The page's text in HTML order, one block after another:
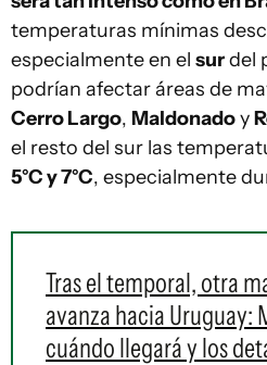
temperaturas mínimas
especialmente en el surdel
podrían afectar áreas de
Cerro Largo, Maldonadoy
el resto del sur las
5°C y 7°C, especialmente
Tras el temporal, otra
avanza hacia Uruguay:
cuándo llegará y los